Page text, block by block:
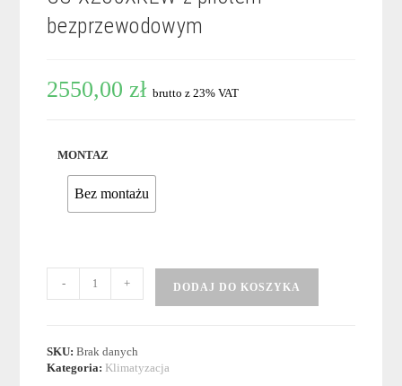
bezprzewodowym
2550,00zł brutto z 23% VAT
MONTAZ
Bez montażu
ETHEREA
MULTI
- + DODAJ DO KOSZYKA
SKU:Brak danych
Kategoria: Klimatyzacja